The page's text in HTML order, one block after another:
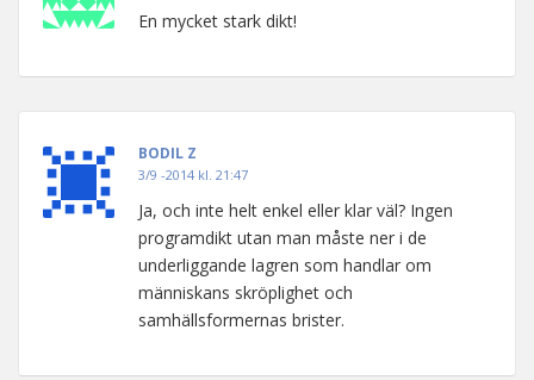
En mycket stark dikt!
BODIL Z
3/9 -2014 kl. 21:47
Ja, och inte helt enkel eller klar väl? Ingen
programdikt utan man måste ner i de
underliggande lagren som handlar om
människans skröplighet och
samhällsformernas brister.